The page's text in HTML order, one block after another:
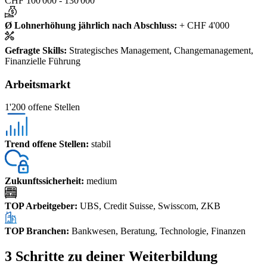
Ø Lohnerhöhung jährlich nach Abschluss: + CHF 4'000
Gefragte Skills: Strategisches Management, Changemanagement,
Finanzielle Führung
Arbeitsmarkt
1'200 offene Stellen
Trend offene Stellen: stabil
Zukunftssicherheit: medium
TOP Arbeitgeber: UBS, Credit Suisse, Swisscom, ZKB
TOP Branchen: Bankwesen, Beratung, Technologie, Finanzen
3 Schritte zu deiner Weiterbildung